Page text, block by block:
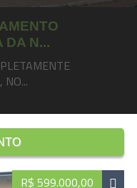
DA N...
NO...
R$ 599.000,00